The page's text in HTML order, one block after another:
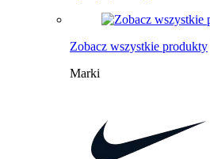
Zobacz wszystkie produkty
Marki